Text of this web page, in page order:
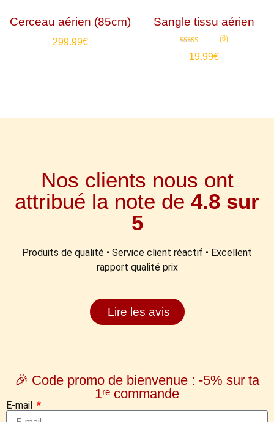
Cerceau aérien (85cm)
299.99€
Sangle tissu aérien
4.83
(6)
19.99€
Nos clients nous ont
attribué la note de 4.8 sur
5
Produits de qualité • Service client réactif • Excellent
rapport qualité prix
Lire les avis
🎉 Code promo de bienvenue : -5% sur ta
1ʳᵉ commande
E-mail